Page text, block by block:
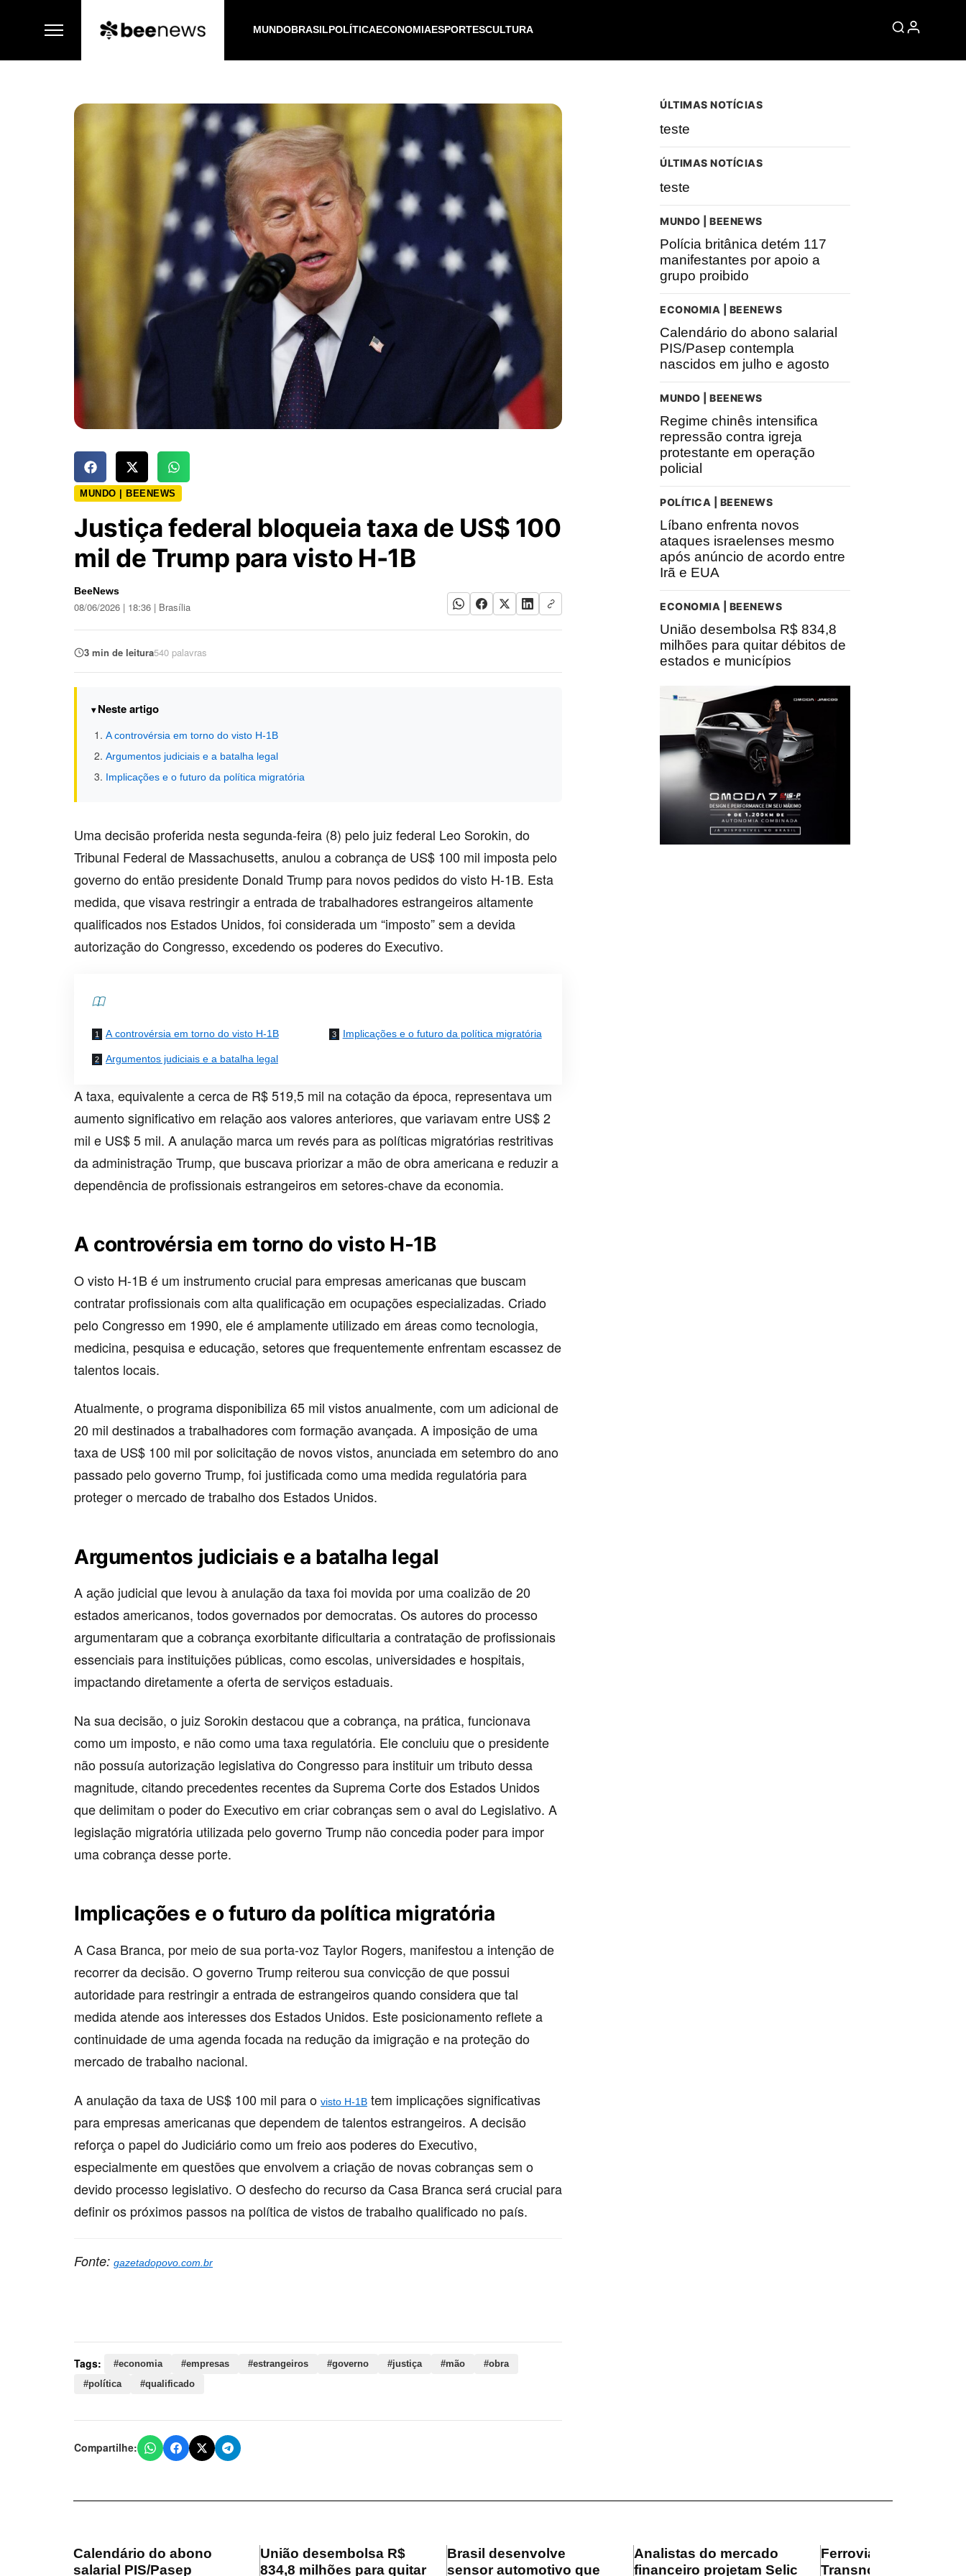
MUNDOBRASILPOLÍTICAECONOMIAESPORTESCULTURA
MUNDO | BEENEWS
Justiça federal bloqueia taxa de US$ 100
mil de Trump para visto H-1B
BeeNews
08/06/2026 | 18:36 | Brasília
3 min de leitura540 palavras
Neste artigo
A controvérsia em torno do visto H-1B
Argumentos judiciais e a batalha legal
Implicações e o futuro da política migratória
Uma decisão proferida nesta segunda-feira (8) pelo juiz federal Leo Sorokin, do
Tribunal Federal de Massachusetts, anulou a cobrança de US$ 100 mil imposta pelo
governo do então presidente Donald Trump para novos pedidos do visto H-1B. Esta
medida, que visava restringir a entrada de trabalhadores estrangeiros altamente
qualificados nos Estados Unidos, foi considerada um “imposto” sem a devida
autorização do Congresso, excedendo os poderes do Executivo.
A controvérsia em torno do visto H-1B
Argumentos judiciais e a batalha legal
Implicações e o futuro da política migratória
A taxa, equivalente a cerca de R$ 519,5 mil na cotação da época, representava um
aumento significativo em relação aos valores anteriores, que variavam entre US$ 2
mil e US$ 5 mil. A anulação marca um revés para as políticas migratórias restritivas
da administração Trump, que buscava priorizar a mão de obra americana e reduzir a
dependência de profissionais estrangeiros em setores-chave da economia.
A controvérsia em torno do visto H-1B
O visto H-1B é um instrumento crucial para empresas americanas que buscam
contratar profissionais com alta qualificação em ocupações especializadas. Criado
pelo Congresso em 1990, ele é amplamente utilizado em áreas como tecnologia,
medicina, pesquisa e educação, setores que frequentemente enfrentam escassez de
talentos locais.
Atualmente, o programa disponibiliza 65 mil vistos anualmente, com um adicional de
20 mil destinados a trabalhadores com formação avançada. A imposição de uma
taxa de US$ 100 mil por solicitação de novos vistos, anunciada em setembro do ano
passado pelo governo Trump, foi justificada como uma medida regulatória para
proteger o mercado de trabalho dos Estados Unidos.
Argumentos judiciais e a batalha legal
A ação judicial que levou à anulação da taxa foi movida por uma coalizão de 20
estados americanos, todos governados por democratas. Os autores do processo
argumentaram que a cobrança exorbitante dificultaria a contratação de profissionais
essenciais para instituições públicas, como escolas, universidades e hospitais,
impactando diretamente a oferta de serviços estaduais.
Na sua decisão, o juiz Sorokin destacou que a cobrança, na prática, funcionava
como um imposto, e não como uma taxa regulatória. Ele concluiu que o presidente
não possuía autorização legislativa do Congresso para instituir um tributo dessa
magnitude, citando precedentes recentes da Suprema Corte dos Estados Unidos
que delimitam o poder do Executivo em criar cobranças sem o aval do Legislativo. A
legislação migratória utilizada pelo governo Trump não concedia poder para impor
uma cobrança desse porte.
Implicações e o futuro da política migratória
A Casa Branca, por meio de sua porta-voz Taylor Rogers, manifestou a intenção de
recorrer da decisão. O governo Trump reiterou sua convicção de que possui
autoridade para restringir a entrada de estrangeiros quando considera que tal
medida atende aos interesses dos Estados Unidos. Este posicionamento reflete a
continuidade de uma agenda focada na redução da imigração e na proteção do
mercado de trabalho nacional.
A anulação da taxa de US$ 100 mil para o visto H-1B tem implicações significativas
para empresas americanas que dependem de talentos estrangeiros. A decisão
reforça o papel do Judiciário como um freio aos poderes do Executivo,
especialmente em questões que envolvem a criação de novas cobranças sem o
devido processo legislativo. O desfecho do recurso da Casa Branca será crucial para
definir os próximos passos na política de vistos de trabalho qualificado no país.
Fonte: gazetadopovo.com.br
Tags: #economia #empresas #estrangeiros #governo #justiça #mão
#obra
#política
#qualificado
Compartilhe:
ÚLTIMAS NOTÍCIAS
teste
ÚLTIMAS NOTÍCIAS
teste
MUNDO | BEENEWS
Polícia britânica detém 117
manifestantes por apoio a
grupo proibido
ECONOMIA | BEENEWS
Calendário do abono salarial
PIS/Pasep contempla
nascidos em julho e agosto
MUNDO | BEENEWS
Regime chinês intensifica
repressão contra igreja
protestante em operação
policial
POLÍTICA | BEENEWS
Líbano enfrenta novos
ataques israelenses mesmo
após anúncio de acordo entre
Irã e EUA
ECONOMIA | BEENEWS
União desembolsa R$ 834,8
milhões para quitar débitos de
estados e municípios
Calendário do abono
salarial PIS/Pasep
União desembolsa R$
834,8 milhões para quitar
Brasil desenvolve
sensor automotivo que
Analistas do mercado
financeiro projetam Selic
Ferrovia
Transnordestina